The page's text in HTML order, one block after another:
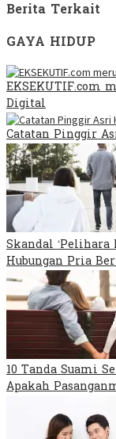
Berita Terkait
GAYA HIDUP
EKSEKUTIF.com
Digital
Catatan Pinggir
Skandal ‘Pelihara
Hubungan Pria
10 Tanda Suami
Apakah